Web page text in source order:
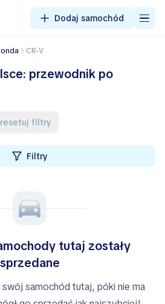
Dodaj samochód
Honda CR-V
przewodnik po
Zresetuj filtry
Filtry
tutaj zostały
sprzedane
samochód tutaj, póki nie ma